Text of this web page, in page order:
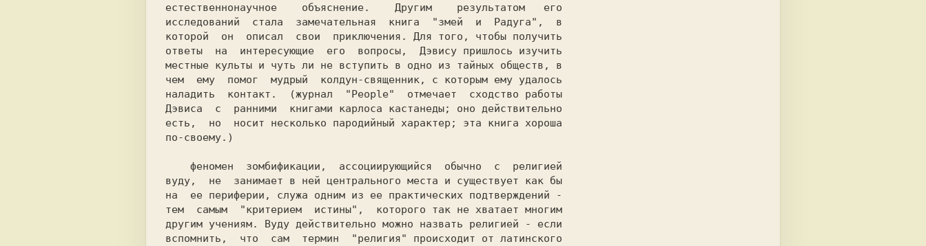
естественнонаучное    объяснение.    Другим    результатом   его
исследований  стала  замечательная  книга  "змей  и  Радуга",  в
которой  он  описал  свои  приключения. Для того, чтобы получить
ответы  на  интересующие  его  вопросы,  Дэвису пришлось изучить
местные культы и чуть ли не вступить в одно из тайных обществ, в
чем  ему  помог  мудрый  колдун-священник, с которым ему удалось
наладить  контакт.  (журнал  "People"  отмечает  сходство работы
Дэвиса  с  ранними  книгами карлоса кастанеды; оно действительно
есть,  но  носит несколько пародийный характер; эта книга хороша
по-своему.)
вуду,  не  занимает в ней центрального места и существует как бы
на  ее периферии, служа одним из ее практических подтверждений -
тем  самым  "критерием  истины",  которого так не хватает многим
другим учениям. Вуду действительно можно назвать религией - если
вспомнить,  что  сам  термин  "религия" происходит от латинского